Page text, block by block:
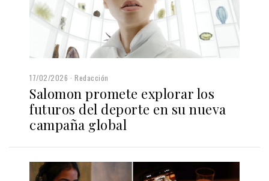
17/02/2026 Redacción
Salomon promete explorar los
futuros del deporte en su nueva
campaña global